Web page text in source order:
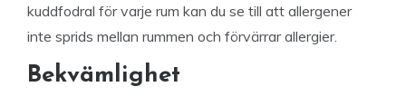
kuddfodral för varje rum kan du se till att allergener
inte sprids mellan rummen och förvärrar allergier.
Bekvämlighet